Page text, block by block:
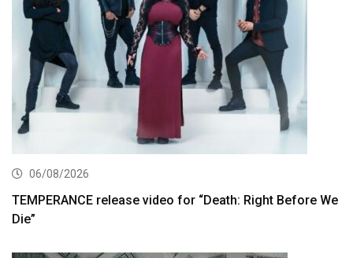
06/08/2026
TEMPERANCE release video for “Death: Right Before We
Die”